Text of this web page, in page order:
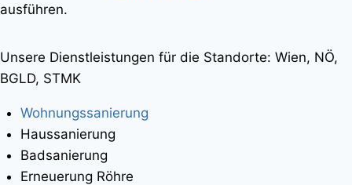
ausführen.
Unsere Dienstleistungen für die Standorte: Wien, NÖ,
BGLD, STMK
Wohnungssanierung
Haussanierung
Badsanierung
Erneuerung Röhre